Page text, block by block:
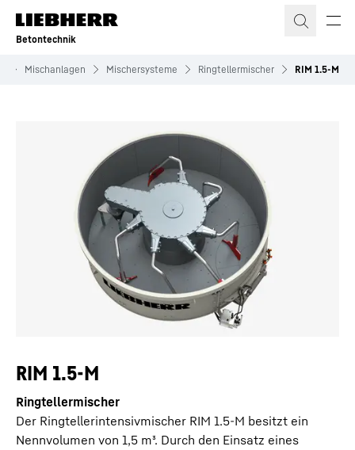
Zum Inhalt springen
Betontechnik
Mischanlagen Mischersysteme Ringtellermischer RIM 1.5-M
RIM 1.5-M
Ringtellermischer
Der Ringtellerintensivmischer RIM 1.5-M besitzt ein
Nennvolumen von 1,5 m³. Durch den Einsatz eines